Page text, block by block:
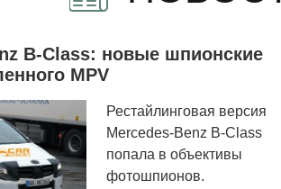
B-Class: новые шпионские
MPV
Рестайлинговая версия
Mercedes-Benz B-Class
попала в объективы
фотошпионов.